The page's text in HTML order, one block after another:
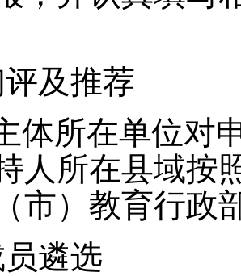
及推荐
体所在单位对
人所在县域按
市）教育行政
遴选